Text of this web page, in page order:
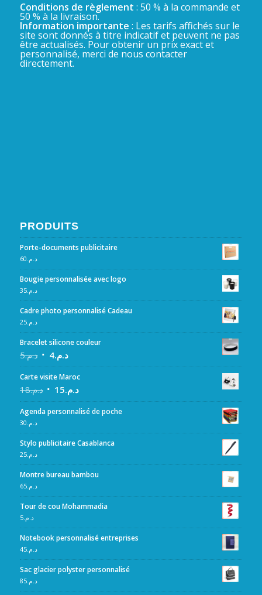
Conditions de règlement : 50 % à la commande et
50 % à la livraison.
Information importante : Les tarifs affichés sur le
site sont donnés à titre indicatif et peuvent ne pas
être actualisés. Pour obtenir un prix exact et
personnalisé, merci de nous contacter
directement.
PRODUITS
Porte-documents publicitaire
د.م. 60
Bougie personnalisée avec logo
د.م.35
Cadre photo personnalisé Cadeau
د.م.25
Bracelet silicone couleur
د.م.5 د.م.4
Carte visite Maroc
د.م.18 د.م.15
Agenda personnalisé de poche
د.م. 30
Stylo publicitaire Casablanca
د.م.25
Montre bureau bambou
د.م.65
Tour de cou Mohammadia
د.م.5
Notebook personnalisé entreprises
د.م.45
Sac glacier polyster personnalisé
د.م.85